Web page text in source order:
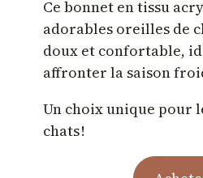
Ce bonnet en tissu
adorables oreilles de
doux et confortable,
affronter la saison
Un choix unique pour
chats !